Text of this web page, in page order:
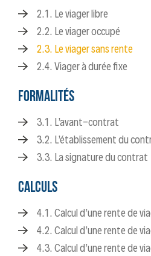
2.1. Le viager libre
2.2. Le viager occupé
2.3. Le viager sans rente
2.4. Viager à durée fixe
FORMALITÉS
3.1. L’avant-contrat
3.2. L’établissement du
3.3. La signature du contrat
CALCULS
4.1. Calcul d’une rente de
4.2. Calcul d’une rente de
4.3. Calcul d’une rente de